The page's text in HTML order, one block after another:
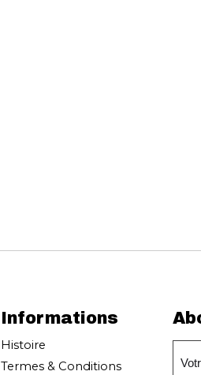
Informations
Histoire
Termes & Conditions